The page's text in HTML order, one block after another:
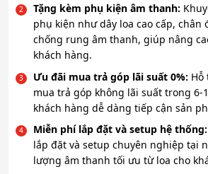
Tặng kèm phụ kiện âm thanh:
phụ kiện như dây loa cao cấp, chân
chống rung âm thanh, giúp nâng
khách hàng.
Ưu đãi mua trả góp lãi suất 0%:
mua trả góp không lãi suất trong 6-
khách hàng dễ dàng tiếp cận sản
Miễn phí lắp đặt và setup hệ thống:
lắp đặt và setup chuyên nghiệp tại
lượng âm thanh tối ưu từ loa cho